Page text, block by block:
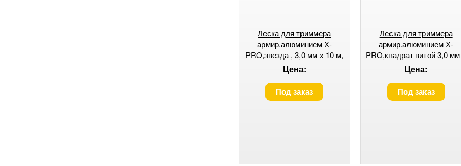
Леска для триммера
армир.алюминием Х-
PRO,звезда , 3,0 мм х 10 м,
блистер// Denzel //Россия
Цена:
Под заказ
Леска для триммера
армир.алюминием Х-
PRO,квадрат витой 3,0
10 м, блистер// Denzel //
Россия
Цена:
Под заказ